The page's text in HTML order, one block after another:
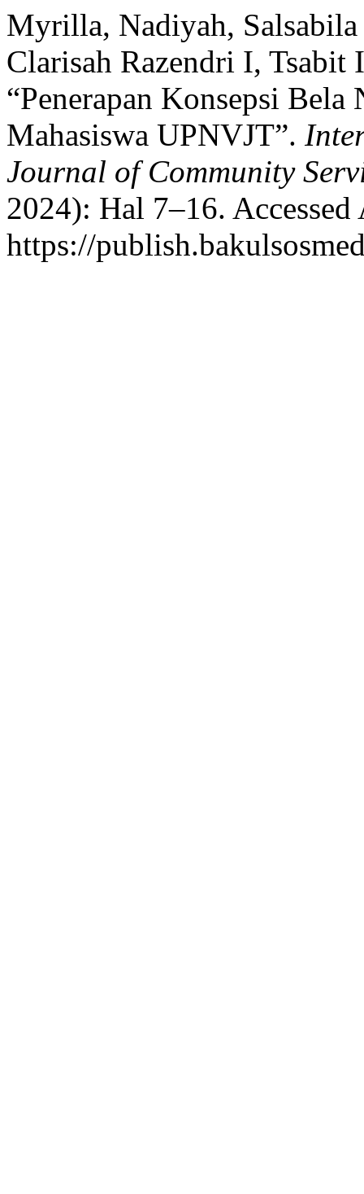
Myrilla, Nadiyah,
Clarisah Razendri I, Tsabit
“Penerapan Konsepsi Bela
Mahasiswa UPNVJT”.
Journal of Community
2024): Hal 7–16.
https://